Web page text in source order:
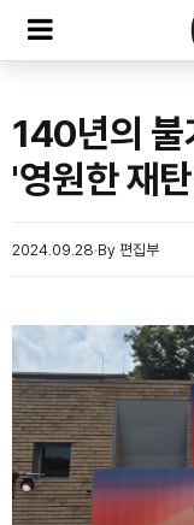
140년의 불
'영원한 재
2024.09.28 By 편집부